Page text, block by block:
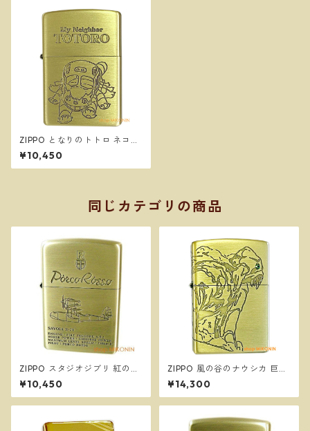
ZIPPO となりのトトロ ネコバ
ス 3 スタジオジブリ ジッポー
オイルライター NZ-22
¥10,450
同じカテゴリの商品
ZIPPO スタジオジブリ 紅の豚
サボイア SAVOIA S-21 2 ジッ
ポー オイルライター NZ-50
¥10,450
ZIPPO 風の谷のナウシカ 巨神
兵 NZ-33 スタジオジブリ ジ
ッポー オイルライター
¥14,300